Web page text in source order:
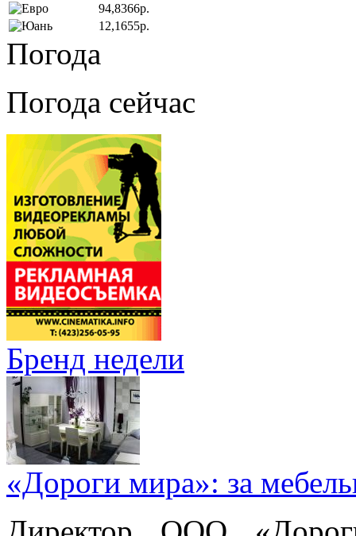
94,8366р.
12,1655р.
Погода
Погода сейчас
Бренд недели
«Дороги мира»: за